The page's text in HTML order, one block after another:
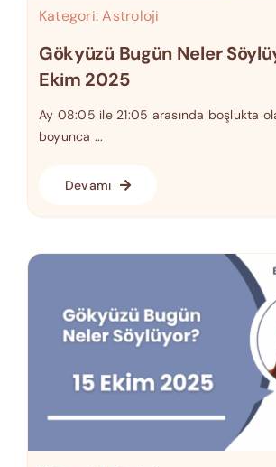
Kategori:Astroloji
Gökyüzü Bugün Neler
Ekim 2025
Ay 08:05 ile 21:05 arasında boşlukta
boyunca ...
Devamı